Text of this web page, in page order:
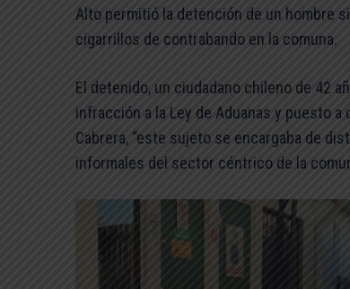
Alto permitió la detención de un hombre
cigarrillos de contrabando en la comuna.
El detenido, un ciudadano chileno de 42
infracción a la Ley de Aduanas y puesto
Cabrera, “este sujeto se encargaba de
informales del sector céntrico de la